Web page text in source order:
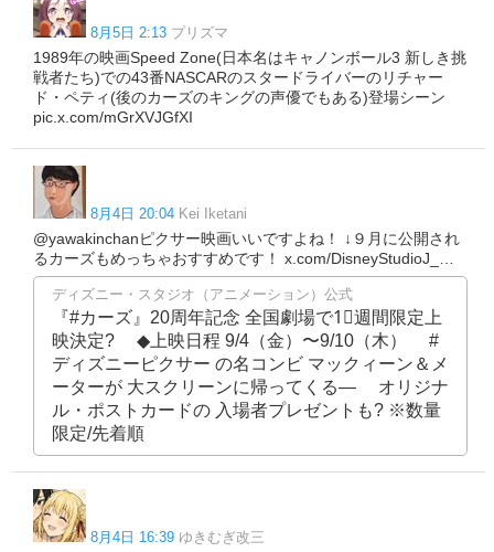
8月5日 2:13 プリズマ
1989年の映画Speed Zone(日本名はキャノンボール3 新しき挑
戦者たち)での43番NASCARのスタードライバーのリチャー
ド・ペティ(後のカーズのキングの声優でもある)登場シーン
pic.x.com/mGrXVJGfXI
8月4日 20:04 Kei Iketani
@yawakinchanピクサー映画いいですよね！ ↓９月に公開され
るカーズもめっちゃおすすめです！ x.com/DisneyStudioJ_…
ディズニー・スタジオ（アニメーション）公式
『#カーズ』20周年記念 全国劇場で1⃣週間限定上
映決定? ⠀ ◆上映日程 9/4（金）〜9/10（木） ⠀ #
ディズニーピクサー の名コンビ マックィーン＆メ
ーターが 大スクリーンに帰ってくる― ⠀ オリジナ
ル・ポストカードの 入場者プレゼントも? ※数量
限定/先着順
8月4日 16:39 ゆきむぎ改三